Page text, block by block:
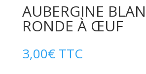
AUBERGINE
RONDE À ŒUF
3,00€ TTC